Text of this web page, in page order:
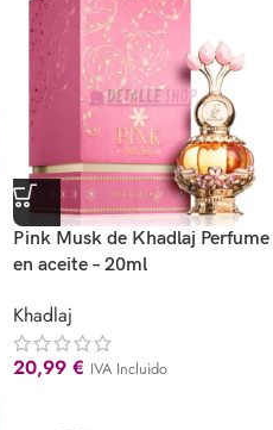
Pink Musk de Khadlaj Perfume
en aceite – 20ml
Khadlaj
20,99 € IVA Incluido